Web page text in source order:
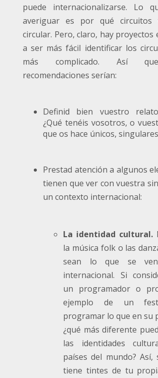
puede internacionalizarse. Lo
averiguar es por qué
circular. Pero, claro, hay proyectos
a ser más fácil identificar los
más complicado. Así
recomendaciones serían:
Definid bien vuestro
¿Qué tenéis vosotros, o
que os hace únicos,
Prestad atención a algunos
tienen que ver con vuestra
un contexto internacional:
La identidad cultural.
la música folk o las
sean lo que se
internacional. Si
un programador o
ejemplo de un
programar lo que en su
¿qué más diferente
las identidades
países del mundo?
tiene tintes de tu